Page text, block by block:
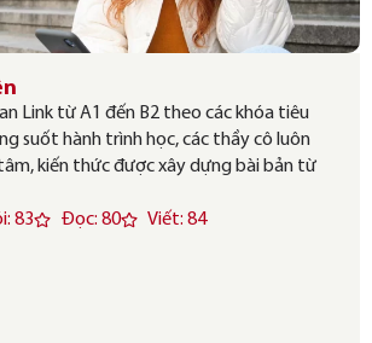
Link từ A1 đến B2 theo các khóa tiêu
suốt hành trình học, các thầy cô luôn
kiến thức được xây dựng bài bản từ
83 Đọc: 80 Viết: 84